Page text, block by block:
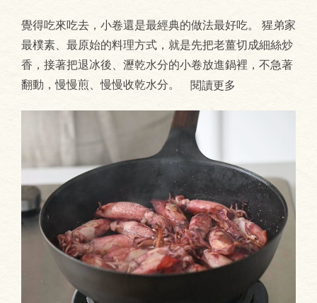
覺得吃來吃去，小卷還是最經典的做法最好吃。 猩弟家
最樸素、最原始的料理方式，就是先把老薑切成細絲炒
香，接著把退冰後、瀝乾水分的小卷放進鍋裡，不急著
翻動，慢慢煎、慢慢收乾水分。
閱讀更多